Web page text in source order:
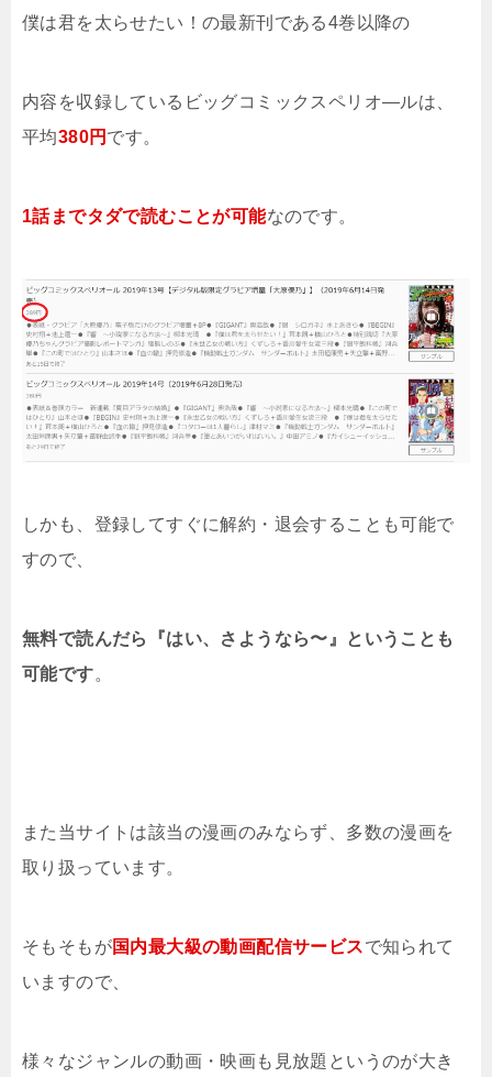
僕は君を太らせたい！の最新刊である4巻以降の
内容を収録しているビッグコミックスペリオ―ルは、
平均380円 です。
1話までタダで読むことが可能なのです。
しかも、登録してすぐに解約・退会することも可能で
すので、
無料で読んだら『はい、さようなら〜』ということも
可能です。
また当サイトは該当の漫画のみならず、多数の漫画を
取り扱っています。
そもそもが国内最大級の動画配信サービスで知られて
いますので、
様々なジャンルの動画・映画も見放題というのが大き